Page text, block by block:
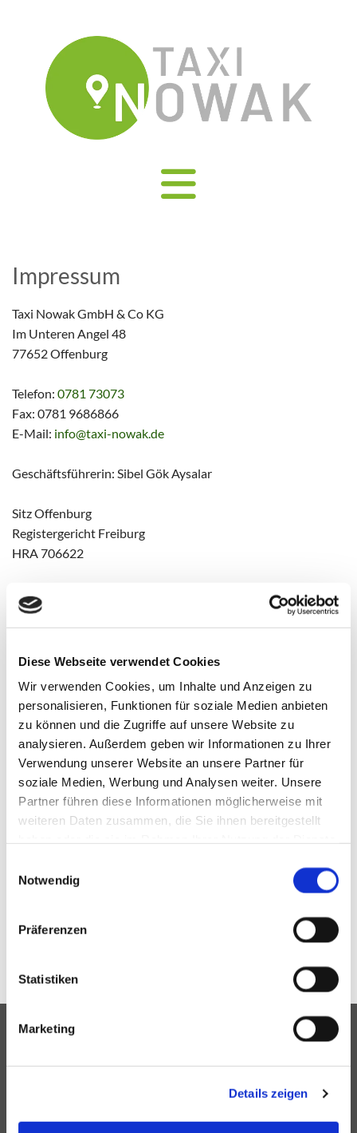
Diese Webseite verwendet Cookies
Wir verwenden Cookies, um Inhalte und Anzeigen zu
personalisieren, Funktionen für soziale Medien anbieten
zu können und die Zugriffe auf unsere Website zu
analysieren. Außerdem geben wir Informationen zu Ihrer
Verwendung unserer Website an unsere Partner für
soziale Medien, Werbung und Analysen weiter. Unsere
Partner führen diese Informationen möglicherweise mit
weiteren Daten zusammen, die Sie ihnen bereitgestellt
Notwendig
Präferenzen
Statistiken
Marketing
Details zeigen
Impressum
Taxi Nowak GmbH & Co KG
Im Unteren Angel 48
77652 Offenburg
Telefon: 0781 73073
Fax: 0781 9686866
E-Mail: info@taxi-nowak.de
Geschäftsführerin: Sibel Gök Aysalar
Sitz Offenburg
Registergericht Freiburg
HRA 706622
Persönlich haftende Gesellschafterin: nowak Verwaltungs-
GmbH
Sitz Offenburg
USt-IdNr: DE335190026
Wir sind nicht bereit oder verpflichtet, an
Streitbeilegungsverfahren vor einer
Verbraucherschlichtungsstelle teilzunehmen.
Adresse
77652 Offenburg